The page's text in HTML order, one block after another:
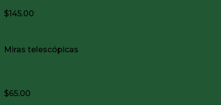
$145.00
Miras telescópicas
$65.00